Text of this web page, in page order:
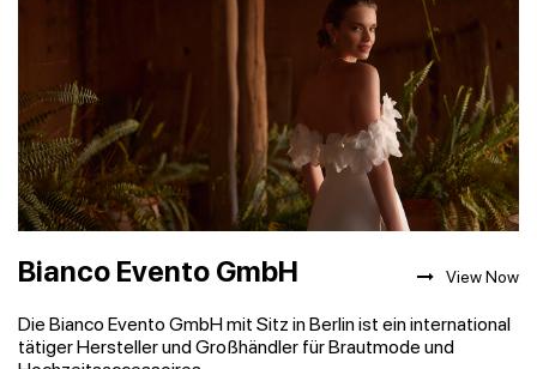
Bianco Evento GmbH
Die Bianco Evento GmbH mit Sitz in Berlin ist ein international
tätiger Hersteller und Großhändler für Brautmode und
View Now